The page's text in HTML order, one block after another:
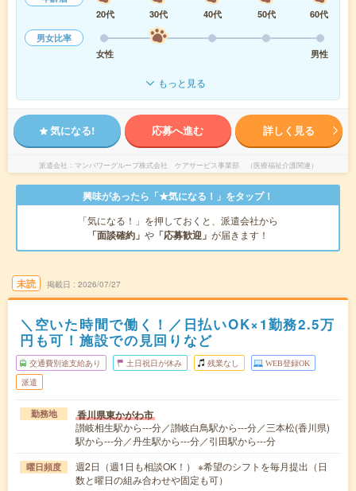
20代
30代 40代 50代
60代
男女比率
女性
男性
もっと見る
気になる! 応募へ進む 詳しく見る
派遣会社 マンパワーグループ株式会社 ケアサービス事業部 （医療福祉介護関連）
興味があったら「★気になる！」をタップ！
「気になる！」を押しておくと、派遣会社から
「面談確約」 や 「応募歓迎」 が届きます！
未読 掲載日 2026/07/27
＼空いた時間で働く！／日払いOK×1勤務2.5万
円も可！施設での見回りなど
交通費別途支給あり 土日祝日が休み 残業なし WEB登録OK
派遣
勤務地 香川県東かがわ市
讃岐相生駅から---分／讃岐白鳥駅から---分／三本松(香川県)
駅から---分／丹生駅から---分／引田駅から---分
曜日頻度
週2日（週1日も相談OK！） ※希望のシフトを毎月提出（日
数と曜日の組み合わせや固定も可）